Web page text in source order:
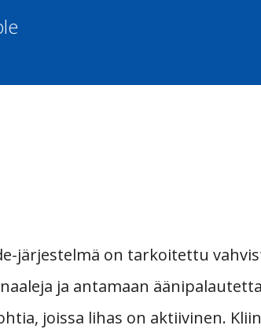
järjestelmä on tarkoitettu
ja antamaan
joissa lihas on aktiivinen.